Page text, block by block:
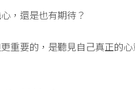
，還是也有期待？
重要的，是聽見自己真正的